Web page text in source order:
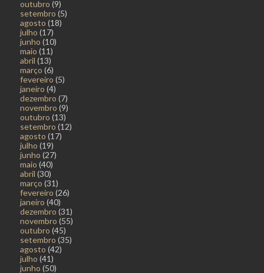
outubro (9)
setembro (5)
agosto (18)
julho (17)
junho (10)
maio (11)
abril (13)
março (6)
fevereiro (5)
janeiro (4)
dezembro (7)
novembro (9)
outubro (13)
setembro (12)
agosto (17)
julho (19)
junho (27)
maio (40)
abril (30)
março (31)
fevereiro (26)
janeiro (40)
dezembro (31)
novembro (55)
outubro (45)
setembro (35)
agosto (42)
julho (41)
junho (50)